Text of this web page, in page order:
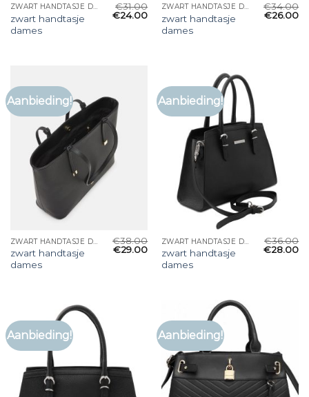
ZWART HANDTASJE DAMES
zwart handtasje
dames
€31.00
€24.00
ZWART HANDTASJE DAMES
zwart handtasje
dames
€34.00
€26.00
Aanbieding!
zwart handtasje
dames
€38.00
€29.00
Aanbieding!
zwart handtasje
dames
€36.00
€28.00
Aanbieding! Aanbieding!